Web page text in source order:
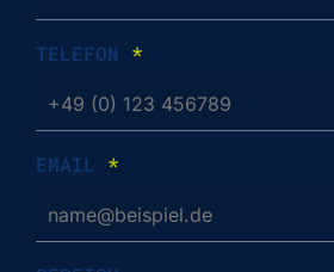
TELEFON *
EMAIL *